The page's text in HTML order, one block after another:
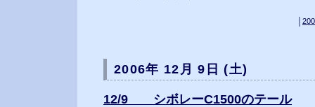
2006年 12月 9日 (土)
12/9 シボレーC1500のテール